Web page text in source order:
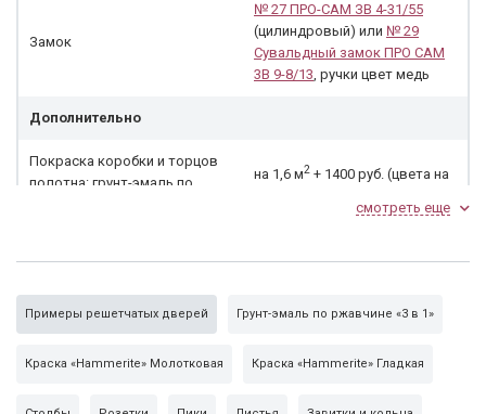
Замок
№ 27 ПРО-САМ ЗВ 4-31/55
(цилиндровый) или № 29
Сувальдный замок ПРО САМ
3В 9-8/13, ручки цвет медь
Дополнительно
Покраска коробки и торцов
полотна: грунт-эмаль по
на 1,6 м2 + 1400 руб. (цвета на
смотреть еще
Примеры решетчатых дверей Грунт-эмаль по ржавчине «3 в 1»
Краска «Hammerite» Молотковая Краска «Hammerite» Гладкая